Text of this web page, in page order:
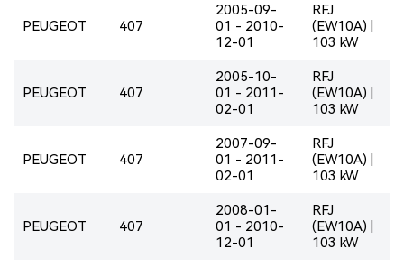
PEUGEOT 407
2005-09-
01 - 2010-
12-01
RFJ
(EW10A) |
103 kW
PEUGEOT 407
2005-10-
01 - 2011-
02-01
RFJ
(EW10A) |
103 kW
PEUGEOT 407
2007-09-
01 - 2011-
02-01
RFJ
(EW10A) |
103 kW
PEUGEOT 407
2008-01-
01 - 2010-
12-01
RFJ
(EW10A) |
103 kW